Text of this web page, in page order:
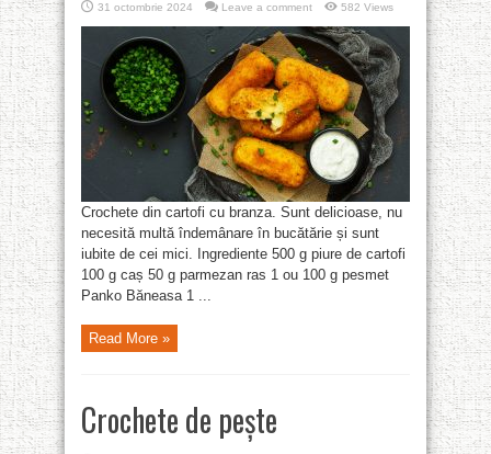
31 octombrie 2024 Leave a comment 582 Views
Crochete din cartofi cu branza. Sunt delicioase, nu
necesită multă îndemânare în bucătărie și sunt
iubite de cei mici. Ingrediente 500 g piure de cartofi
100 g caș 50 g parmezan ras 1 ou 100 g pesmet
Panko Băneasa 1 ...
Read More »
Crochete de pește